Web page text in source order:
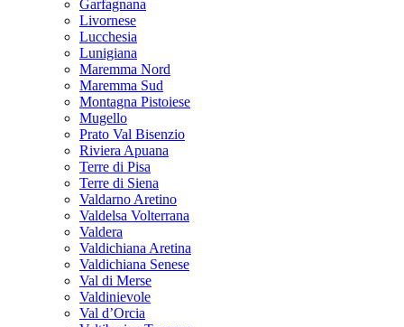
Garfagnana
Livornese
Lucchesia
Lunigiana
Maremma Nord
Maremma Sud
Montagna Pistoiese
Mugello
Prato Val Bisenzio
Riviera Apuana
Terre di Pisa
Terre di Siena
Valdarno Aretino
Valdelsa Volterrana
Valdera
Valdichiana Aretina
Valdichiana Senese
Val di Merse
Valdinievole
Val d’Orcia